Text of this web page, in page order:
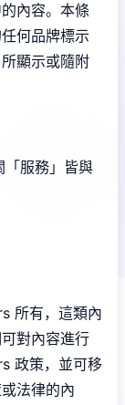
內容。本條
何品牌標示
顯示或隨附
「服務」皆與
所有，這類內
對內容進行
政策，並可移
法律的內